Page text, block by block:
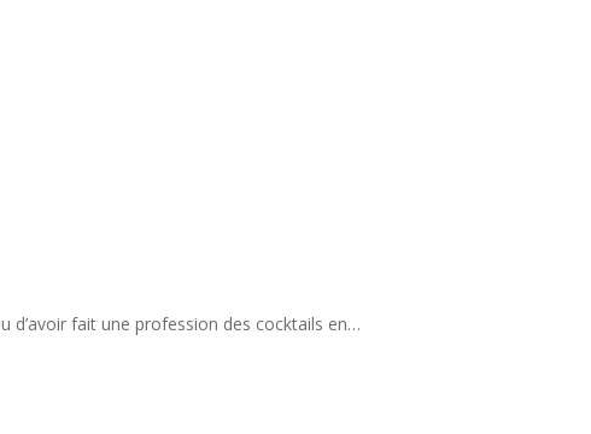
d’avoir fait une profession des cocktails en…